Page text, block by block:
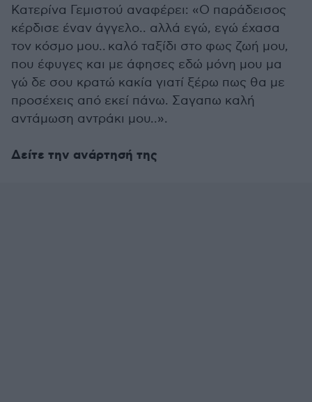
Κατερίνα Γεμιστού αναφέρει: «Ο παράδεισος
κέρδισε έναν άγγελο.. αλλά εγώ, εγώ έχασα
τον κόσμο μου.. καλό ταξίδι στο φως ζωή μου,
που έφυγες και με άφησες εδώ μόνη μου μα
γώ δε σου κρατώ κακία γιατί ξέρω πως θα με
προσέχεις από εκεί πάνω. Σαγαπω καλή
αντάμωση αντράκι μου..».
Δείτε την ανάρτησή της